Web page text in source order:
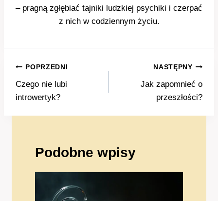
– pragną zgłębiać tajniki ludzkiej psychiki i czerpać
z nich w codziennym życiu.
Nawigacja
wpisu
POPRZEDNI
Czego nie lubi
introwertyk?
NASTĘPNY
Jak zapomnieć o
przeszłości?
Podobne wpisy